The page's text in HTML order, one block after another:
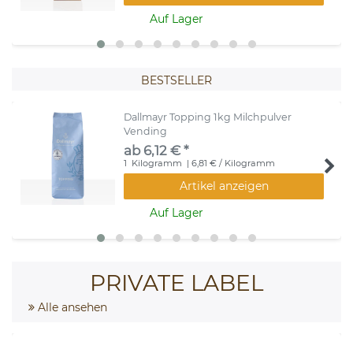
Auf Lager
BESTSELLER
Dallmayr Topping 1kg Milchpulver
Vending
ab 6,12 € *
1 Kilogramm | 6,81 € / Kilogramm
Artikel anzeigen
Auf Lager
PRIVATE LABEL
Alle ansehen